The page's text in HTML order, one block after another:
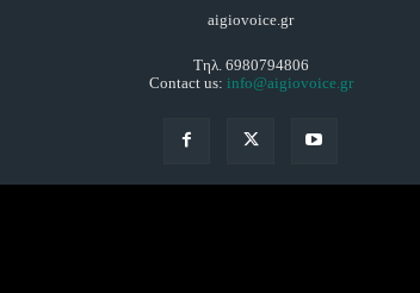
aigiovoice.gr
Τηλ. 6980794806
Contact us: info@aigiovoice.gr